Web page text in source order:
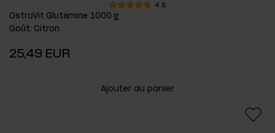
4.8
OstroVit Glutamine 1000 g
Goût: Citron
25,49 EUR
Ajouter au panier